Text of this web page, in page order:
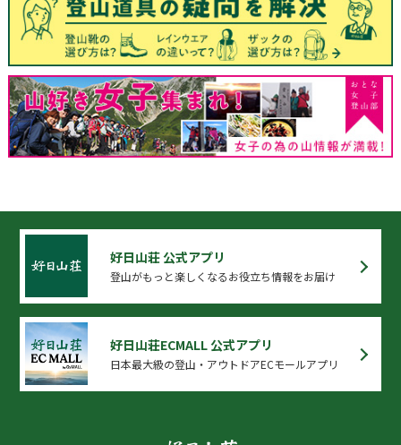
好日山荘 公式アプリ
登山がもっと楽しくなるお役立ち情報をお届け
好日山荘ECMALL 公式アプリ
日本最大級の登山・アウトドアECモールアプリ